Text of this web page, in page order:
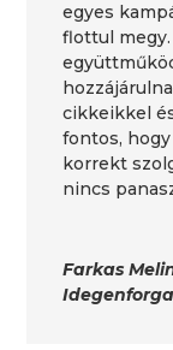
egyes
flottul
cikkeikkel
fontos,
korrekt
nincs
Farkas